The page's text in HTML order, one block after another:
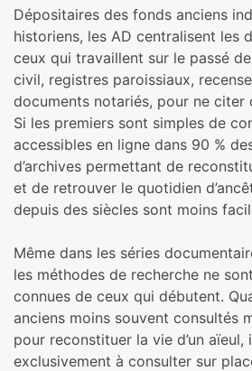
Dépositaires des fonds anciens
historiens, les AD centralisent les
ceux qui travaillent sur le passé
civil, registres paroissiaux,
documents notariés, pour ne citer
Si les premiers sont simples de
accessibles en ligne dans 90 %
d’archives permettant de
et de retrouver le quotidien
depuis des siècles sont moins
Même dans les séries
les méthodes de recherche ne
connues de ceux qui débutent.
anciens moins souvent consultés
pour reconstituer la vie d’un aïeul,
exclusivement à consulter sur